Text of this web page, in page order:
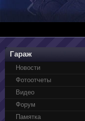
Гараж
Новости
Фотоотчеты
Видео
Форум
Памятка